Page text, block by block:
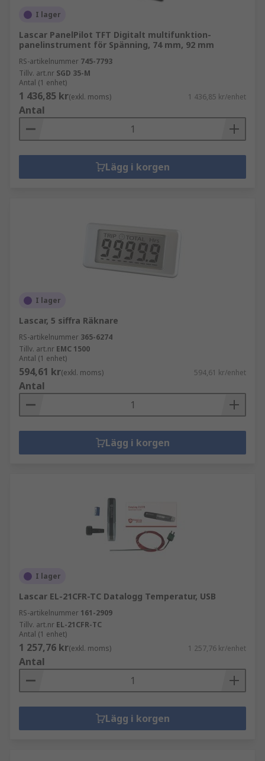
I lager
Lascar PanelPilot TFT Digitalt multifunktion-
panelinstrument för Spänning, 74 mm, 92 mm
RS-artikelnummer 745-7793
Tillv. art.nr SGD 35-M
Antal (1 enhet)
1 436,85 kr(exkl. moms) 1 436,85 kr/enhet
Antal
Lägg i korgen
I lager
Lascar, 5 siffra Räknare
RS-artikelnummer 365-6274
Tillv. art.nr EMC 1500
Antal (1 enhet)
594,61 kr(exkl. moms) 594,61 kr/enhet
Antal
Lägg i korgen
I lager
Lascar EL-21CFR-TC Datalogg Temperatur, USB
RS-artikelnummer 161-2909
Tillv. art.nr EL-21CFR-TC
Antal (1 enhet)
1 257,76 kr(exkl. moms) 1 257,76 kr/enhet
Antal
Lägg i korgen